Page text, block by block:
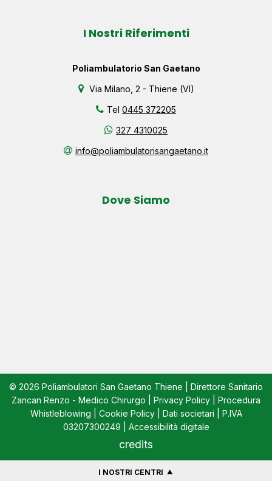
I Nostri Riferimenti
Poliambulatorio San Gaetano
Via Milano, 2 - Thiene (VI)
Tel 0445 372205
327 4310025
info@poliambulatorisangaetano.it
Dove Siamo
© 2026 Poliambulatori San Gaetano Thiene | Direttore Sanitario
Zancan Renzo - Medico Chirurgo | Privacy Policy
Procedura
Whistleblowing
Cookie Policy| Dati societari | P.IVA
03207300249 | Accessibilità digitale
credits
I NOSTRI CENTRI